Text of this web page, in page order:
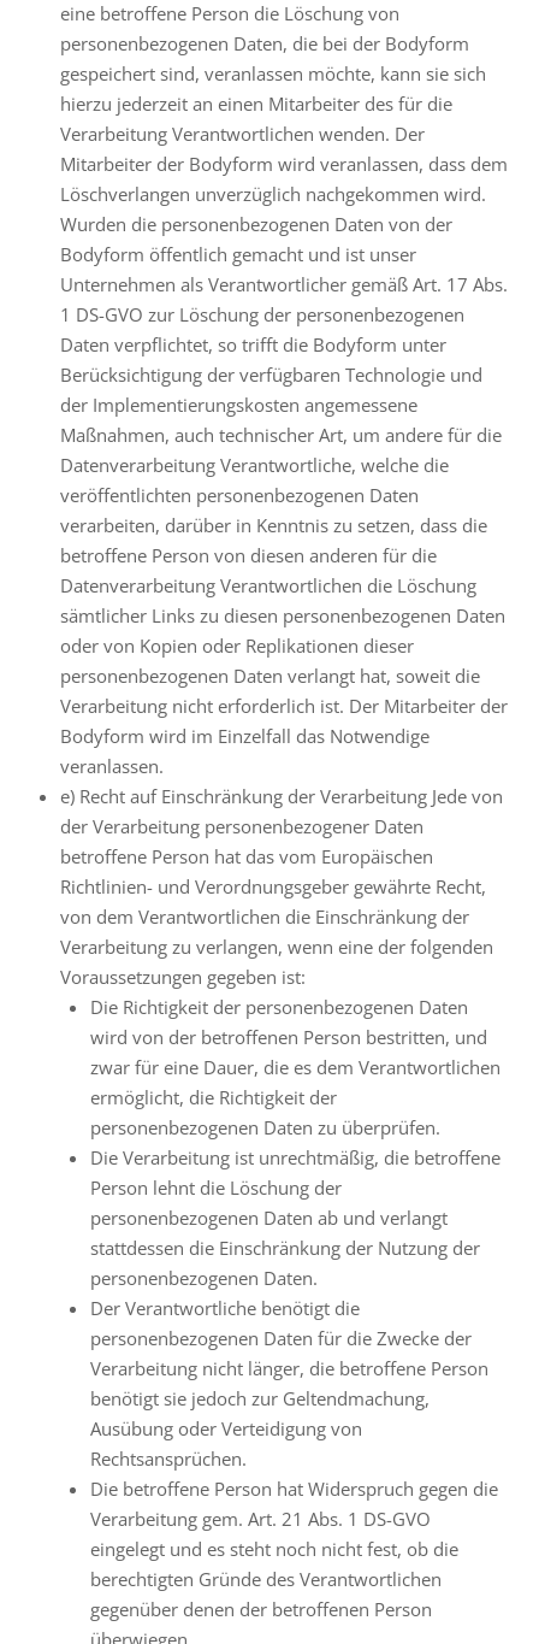
eine betroffene Person die Löschung von
personenbezogenen Daten, die bei der Bodyform
gespeichert sind, veranlassen möchte, kann sie sich
hierzu jederzeit an einen Mitarbeiter des für die
Verarbeitung Verantwortlichen wenden. Der
Mitarbeiter der Bodyform wird veranlassen, dass dem
Löschverlangen unverzüglich nachgekommen wird.
Wurden die personenbezogenen Daten von der
Bodyform öffentlich gemacht und ist unser
Unternehmen als Verantwortlicher gemäß Art. 17 Abs.
1 DS-GVO zur Löschung der personenbezogenen
Daten verpflichtet, so trifft die Bodyform unter
Berücksichtigung der verfügbaren Technologie und
der Implementierungskosten angemessene
Maßnahmen, auch technischer Art, um andere für die
Datenverarbeitung Verantwortliche, welche die
veröffentlichten personenbezogenen Daten
verarbeiten, darüber in Kenntnis zu setzen, dass die
betroffene Person von diesen anderen für die
Datenverarbeitung Verantwortlichen die Löschung
sämtlicher Links zu diesen personenbezogenen Daten
oder von Kopien oder Replikationen dieser
personenbezogenen Daten verlangt hat, soweit die
Verarbeitung nicht erforderlich ist. Der Mitarbeiter der
Bodyform wird im Einzelfall das Notwendige
veranlassen.
e) Recht auf Einschränkung der Verarbeitung Jede von
der Verarbeitung personenbezogener Daten
betroffene Person hat das vom Europäischen
Richtlinien- und Verordnungsgeber gewährte Recht,
von dem Verantwortlichen die Einschränkung der
Verarbeitung zu verlangen, wenn eine der folgenden
Voraussetzungen gegeben ist:
Die Richtigkeit der personenbezogenen Daten
wird von der betroffenen Person bestritten, und
zwar für eine Dauer, die es dem Verantwortlichen
ermöglicht, die Richtigkeit der
personenbezogenen Daten zu überprüfen.
Die Verarbeitung ist unrechtmäßig, die betroffene
Person lehnt die Löschung der
personenbezogenen Daten ab und verlangt
stattdessen die Einschränkung der Nutzung der
personenbezogenen Daten.
Der Verantwortliche benötigt die
personenbezogenen Daten für die Zwecke der
Verarbeitung nicht länger, die betroffene Person
benötigt sie jedoch zur Geltendmachung,
Ausübung oder Verteidigung von
Rechtsansprüchen.
Die betroffene Person hat Widerspruch gegen die
Verarbeitung gem. Art. 21 Abs. 1 DS-GVO
eingelegt und es steht noch nicht fest, ob die
berechtigten Gründe des Verantwortlichen
gegenüber denen der betroffenen Person
überwiegen.